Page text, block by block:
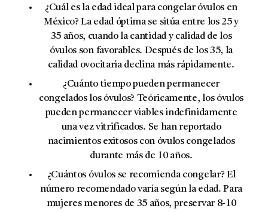
¿Cuál es la edad ideal para congelar óvulos en
México? La edad óptima se sitúa entre los 25 y
35 años, cuando la cantidad y calidad de los
óvulos son favorables. Después de los 35, la
calidad ovocitaria declina más rápidamente.
¿Cuánto tiempo pueden permanecer
congelados los óvulos? Teóricamente, los óvulos
pueden permanecer viables indefinidamente
una vez vitrificados. Se han reportado
nacimientos exitosos con óvulos congelados
durante más de 10 años.
¿Cuántos óvulos se recomienda congelar? El
número recomendado varía según la edad. Para
mujeres menores de 35 años, preservar 8-10